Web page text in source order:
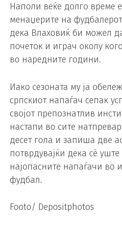
Наполи веќе долго време
менаџерите на
дека Влаховиќ би можел
почеток и играч околу
во наредните години.
Иако сезоната му ја
српскиот напаѓач сепак
својот препознатлив
настапи во сите
десет гола и запиша две
потврдувајќи дека сè
најопасните напаѓачи во
фудбал.
Footo/ Depositphotos